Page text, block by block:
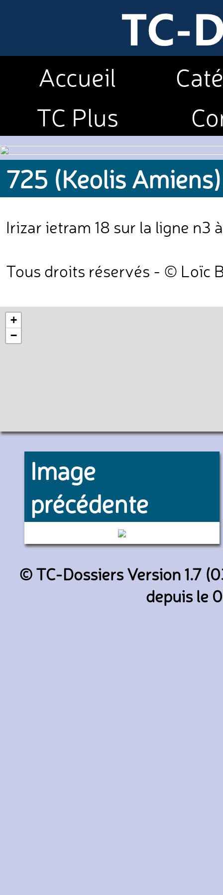
Accueil
TC Plus
725 (Keolis Amiens)
Irizar ietram 18 sur la ligne n3
Tous droits réservés - © Loïc
+
−
Image
précédente
6513 (RATP)
© TC-Dossiers Version 1.7
depuis le